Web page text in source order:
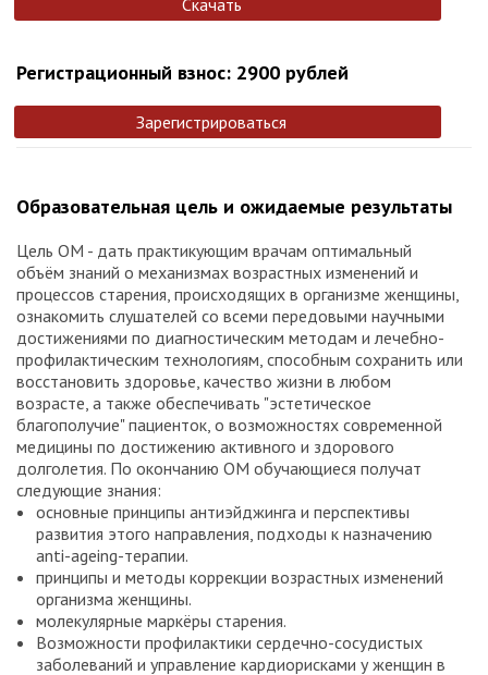
Скачать
Регистрационный взнос: 2900 рублей
Зарегистрироваться
Образовательная цель и ожидаемые результаты
Цель ОМ - дать практикующим врачам оптимальный
объём знаний о механизмах возрастных изменений и
процессов старения, происходящих в организме женщины,
ознакомить слушателей со всеми передовыми научными
достижениями по диагностическим методам и лечебно-
профилактическим технологиям, способным сохранить или
восстановить здоровье, качество жизни в любом
возрасте, а также обеспечивать "эстетическое
благополучие" пациенток, о возможностях современной
медицины по достижению активного и здорового
долголетия. По окончанию ОМ обучающиеся получат
следующие знания:
основные принципы антиэйджинга и перспективы
развития этого направления, подходы к назначению
anti-ageing-терапии.
принципы и методы коррекции возрастных изменений
организма женщины.
молекулярные маркёры старения.
Возможности профилактики сердечно-сосудистых
заболеваний и управление кардиорисками у женщин в